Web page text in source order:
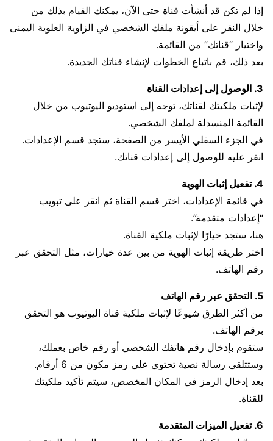
إذا لم تكن قد أنشأت قناة حتى الآن، يمكنك القيام بذلك من
خلال النقر على أيقونة ملفك الشخصي في الزاوية العلوية اليمنى
واختيار “قناتك” من القائمة.
بعد ذلك، قم باتباع الخطوات لإنشاء قناتك الجديدة.
3. الوصول إلى إعدادات القناة
لإثبات ملكيتك لقناتك، توجه إلى استوديو اليوتيوب من خلال
القائمة المنسدلة لملفك الشخصي.
في الجزء السفلي الأيسر من الصفحة، ستجد قسم الإعدادات.
انقر عليه للوصول إلى إعدادات قناتك.
4. تفعيل إثبات الهوية
في قائمة الإعدادات، اختر قسم القناة ثم انقر على تبويب
“إعدادات متقدمة”.
هنا، ستجد خيارًا لإثبات ملكية القناة.
اختر طريقة إثبات الهوية من بين عدة خيارات، مثل التحقق عبر
رقم الهاتف.
5. التحقق عبر رقم الهاتف
من أكثر الطرق شيوعًا لإثبات ملكية قناة اليوتيوب هو التحقق
برقم الهاتف.
ستقوم بإدخال رقم هاتفك الشخصي أو رقم خاص بعملك،
وستتلقى رسالة نصية تحتوي على رمز مكون من 6 أرقام.
بعد إدخال الرمز في المكان المخصص، سيتم تأكيد ملكيتك
للقناة.
6. تفعيل الميزات المتقدمة